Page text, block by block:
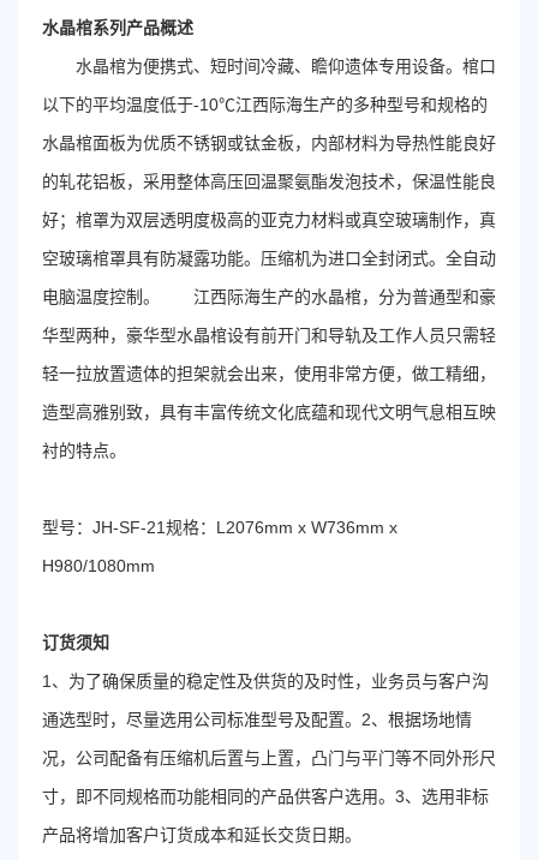
水晶棺系列产品概述
水晶棺为便携式、短时间冷藏、瞻仰遗体专用设备。棺口
以下的平均温度低于-10℃江西际海生产的多种型号和规格的
水晶棺面板为优质不锈钢或钛金板，内部材料为导热性能良好
的轧花铝板，采用整体高压回温聚氨酯发泡技术，保温性能良
好；棺罩为双层透明度极高的亚克力材料或真空玻璃制作，真
空玻璃棺罩具有防凝露功能。压缩机为进口全封闭式。全自动
电脑温度控制。 江西际海生产的水晶棺，分为普通型和豪
华型两种，豪华型水晶棺设有前开门和导轨及工作人员只需轻
轻一拉放置遗体的担架就会出来，使用非常方便，做工精细，
造型高雅别致，具有丰富传统文化底蕴和现代文明气息相互映
衬的特点。
型号：JH-SF-21规格：L2076mm x W736mm x
H980/1080mm
订货须知
1、为了确保质量的稳定性及供货的及时性，业务员与客户沟
通选型时，尽量选用公司标准型号及配置。2、根据场地情
况，公司配备有压缩机后置与上置，凸门与平门等不同外形尺
寸，即不同规格而功能相同的产品供客户选用。3、选用非标
产品将增加客户订货成本和延长交货日期。